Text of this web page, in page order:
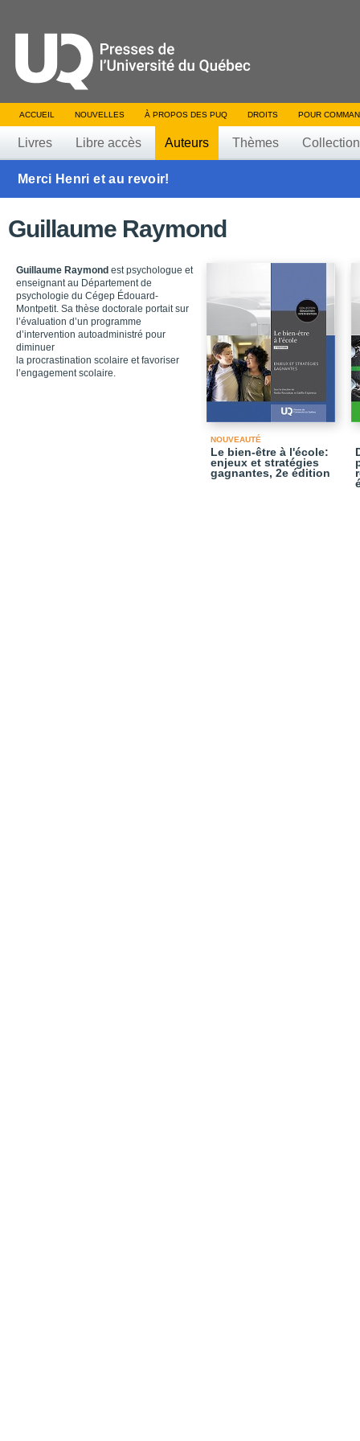
ACCUEIL NOUVELLES À PROPOS DES PUQ DROITS POUR
Livres Libre accès Auteurs Thèmes
Merci Henri et au revoir!
Guillaume Raymond
Guillaume Raymond est psychologue et
enseignant au Département de
psychologie du Cégep Édouard-
Montpetit. Sa thèse doctorale portait sur
l’évaluation d’un programme
d’intervention autoadministré pour
diminuer
la procrastination scolaire et favoriser
l’engagement scolaire.
NOUVEAUTÉ
Le bien-être à l'école:
enjeux et stratégies
gagnantes, 2e édition